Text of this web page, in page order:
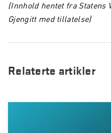
havvind
Bli kjent med vår
Northcom deltar på Critical
(Innhold hentet fra Statens
Gjengitt med tillatelse)
Relaterte artikler